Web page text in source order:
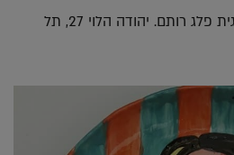
/// אוצרות: שולמית נוס, חגית פלג רותם. יהודה הלוי 27, תל